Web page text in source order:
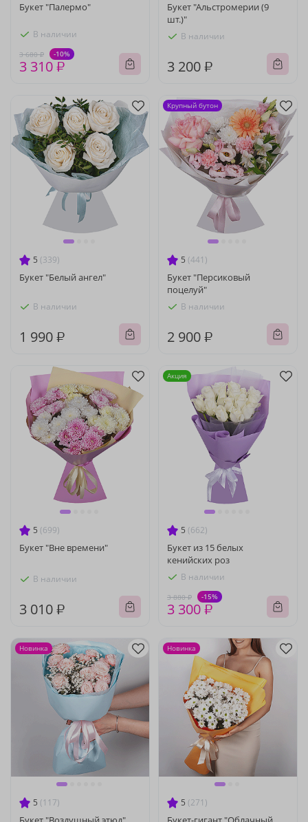
Букет "Палермо"
В наличии
3 680 ₽ -10%
3 310 ₽
Букет "Альстромерии (9
шт.)"
В наличии
3 200 ₽
5 (339)
Букет "Белый ангел"
В наличии
1 990 ₽
5 (441)
Букет "Персиковый
поцелуй"
В наличии
2 900 ₽
Крупный бутон
5 (699)
Букет "Вне времени"
В наличии
3 010 ₽
5 (662)
Букет из 15 белых
кенийских роз
В наличии
3 880 ₽ -15%
3 300 ₽
Акция
5 (117)
Новинка
5 (271)
Новинка